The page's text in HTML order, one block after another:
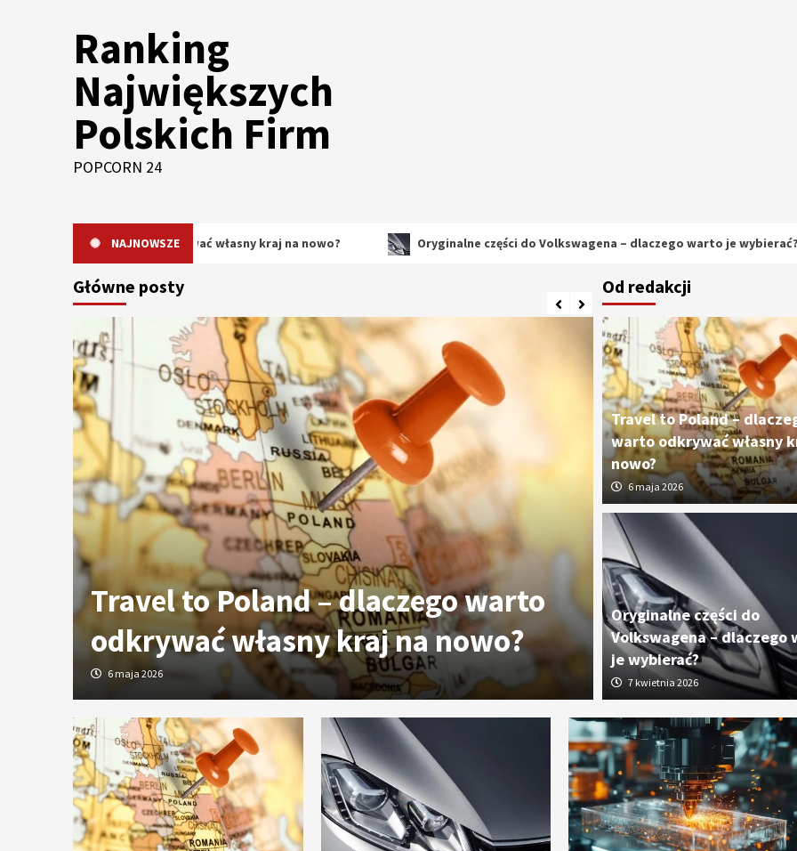
Ranking
Największych
Polskich Firm
POPCORN 24
NAJNOWSZE
warto odkrywać własny kraj na nowo? Oryginalne części do Volkswagena – dlaczego warto je wybierać?
Główne posty
Travel to Poland – dlaczego warto
odkrywać własny kraj na nowo?
6 maja 2026
Oryginalne
dlaczego
7 kwietnia 2026
Od redakcji
Travel to Poland –
warto odkrywać własny
nowo?
6 maja 2026
Oryginalne części do
Volkswagena – dlaczego
je wybierać?
7 kwietnia 2026